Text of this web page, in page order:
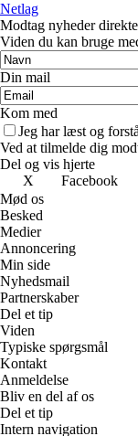
Netlag
Modtag nyheder
Viden du kan bruge
Din mail
Kom med
Jeg har læst og
Ved at tilmelde dig
Del og vis hjerte
X
Facebook
Mød os
Besked
Medier
Annoncering
Min side
Nyhedsmail
Partnerskaber
Del et tip
Viden
Typiske spørgsmål
Kontakt
Anmeldelse
Bliv en del af os
Del et tip
Intern navigation